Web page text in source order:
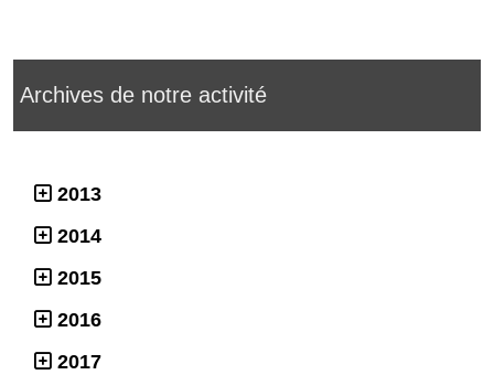
Archives de notre activité
2013
2014
2015
2016
2017